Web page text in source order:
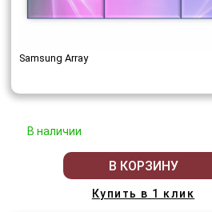
Samsung Array
В наличии
В КОРЗИНУ
Купить в 1 клик